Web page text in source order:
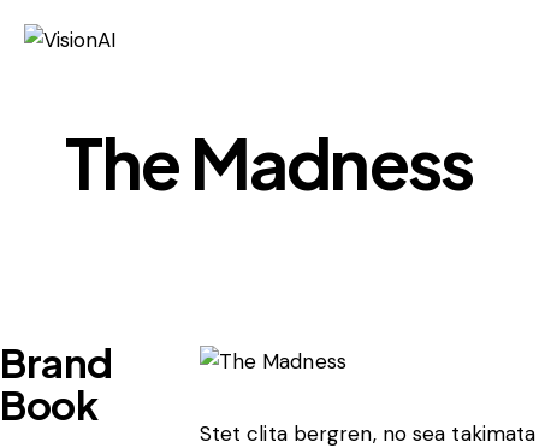
The Madness
Brand
Book
Stet clita bergren, no sea takimata